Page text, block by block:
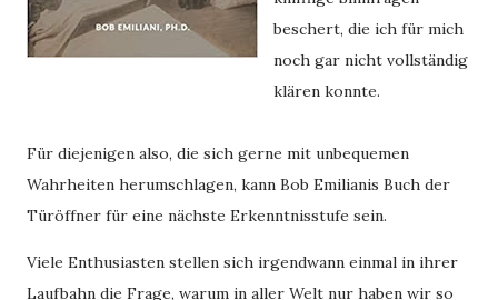
beschert, die ich für mich
noch gar nicht vollständig
klären konnte.
Für diejenigen also, die sich gerne mit unbequemen
Wahrheiten herumschlagen, kann Bob Emilianis Buch der
Türöffner für eine nächste Erkenntnisstufe sein.
Viele Enthusiasten stellen sich irgendwann einmal in ihrer
Laufbahn die Frage, warum in aller Welt nur haben wir so